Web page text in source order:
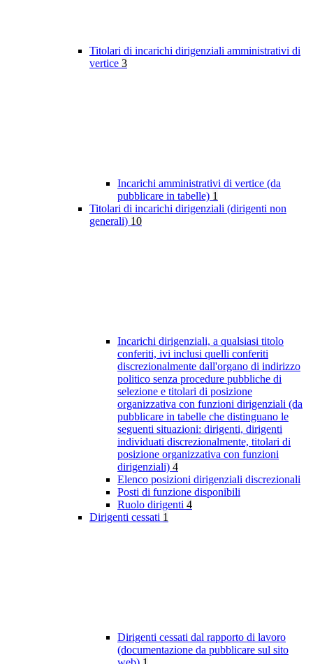
Titolari di incarichi dirigenziali amministrativi di
vertice 3
Incarichi amministrativi di vertice (da
pubblicare in tabelle) 1
Titolari di incarichi dirigenziali (dirigenti non
generali) 10
Incarichi dirigenziali, a qualsiasi titolo
conferiti, ivi inclusi quelli conferiti
discrezionalmente dall'organo di indirizzo
politico senza procedure pubbliche di
selezione e titolari di posizione
organizzativa con funzioni dirigenziali (da
pubblicare in tabelle che distinguano le
seguenti situazioni: dirigenti, dirigenti
individuati discrezionalmente, titolari di
posizione organizzativa con funzioni
dirigenziali) 4
Elenco posizioni dirigenziali discrezionali
Posti di funzione disponibili
Ruolo dirigenti 4
Dirigenti cessati 1
Dirigenti cessati dal rapporto di lavoro
(documentazione da pubblicare sul sito